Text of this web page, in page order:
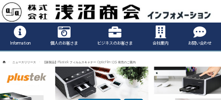
Information
Information 個人のお客さま ビジネスのお客さま 会社案内 お問い合わせ
ニュースリリース 【新製品】Plustek フィルムスキャナー OpticFilm 135i 発売のご案内